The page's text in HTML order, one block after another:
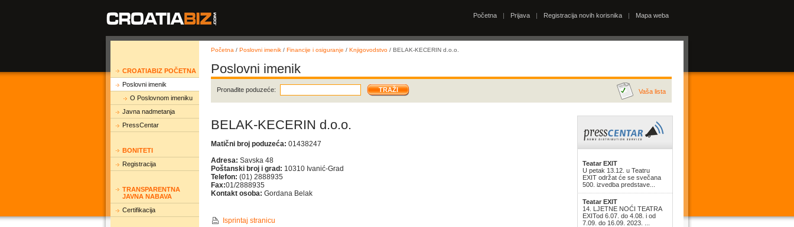
Početna | Prijava | Registracija novih korisnika | Mapa weba
CROATIABIZ POČETNA
Poslovni imenik
O Poslovnom imeniku
Javna nadmetanja
PressCentar
BONITETI
Registracija
TRANSPARENTNA
JAVNA NABAVA
Certifikacija
Početna / Poslovni imenik / Financije i osiguranje / Knjigovodstvo / BELAK-KECERIN d.o.o.
Poslovni imenik
Pronađite poduzeće: Vaša lista
BELAK-KECERIN d.o.o.
Matični broj poduzeća: 01438247
Adresa: Savska 48
Poštanski broj i grad: 10310 Ivanić-Grad
Telefon: (01) 2888935
Fax:01/2888935
Kontakt osoba: Gordana Belak
Isprintaj stranicu
Teatar EXIT
U petak 13.12. u Teatru
EXIT održat će se svečana
500. izvedba predstave...
Teatar EXIT
14. LJETNE NOĆI TEATRA
EXITod 6.07. do 4.08. i od
7.09. do 16.09. 2023. ...